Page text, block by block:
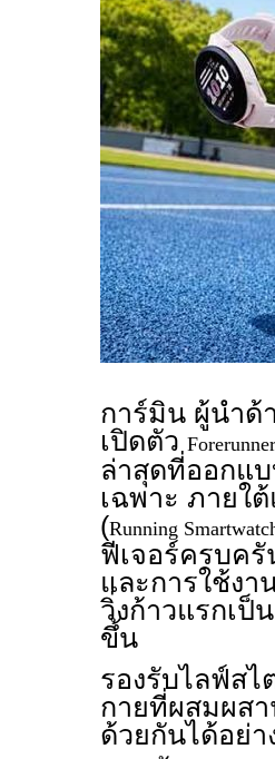
การ์มิน ผู้นำด้
เปิดตัว
ล่าสุดที่ออกแ
เฉพาะ ภายใ
(Running
ฟีเจอร์ครบค
และการใช้งา
วิ่งก้าวแรกเป็
ขึ้น
รองรับไลฟ์สไ
กายที่ผสมผส
ด้วยกันได้อย่า